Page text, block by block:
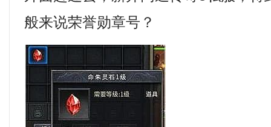
般来说荣誉勋章号？